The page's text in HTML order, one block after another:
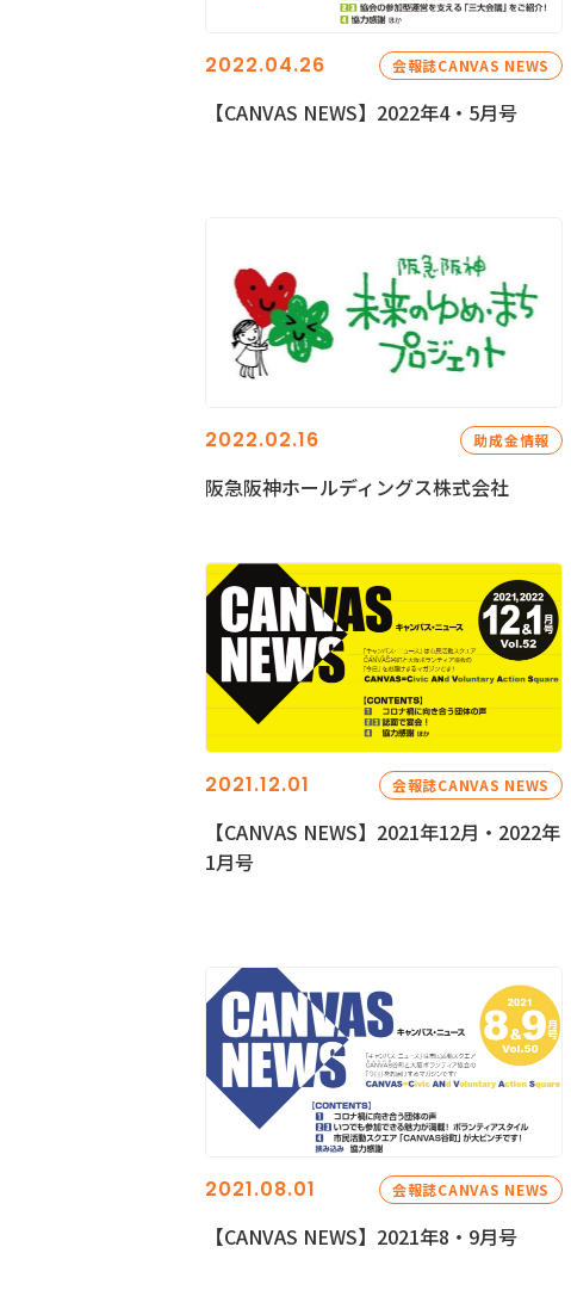
2022.04.26 会報誌CANVAS NEWS
【CANVAS NEWS】2022年4・5月号
2022.02.16 助成金情報
阪急阪神ホールディングス株式会社
2021.12.01 会報誌CANVAS NEWS
【CANVAS NEWS】2021年12月・2022年
1月号
2021.08.01 会報誌CANVAS NEWS
【CANVAS NEWS】2021年8・9月号